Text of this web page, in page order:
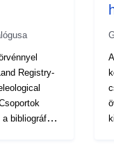
Registry-
bibliográfia